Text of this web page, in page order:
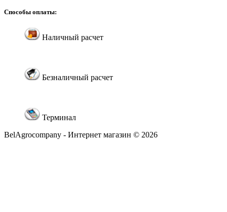
Способы оплаты:
Наличный расчет
Безналичный расчет
Терминал
BelAgrocompany - Интернет магазин © 2026